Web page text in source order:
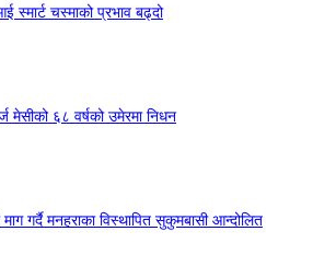
स्मार्ट चस्माको प्रभाव बढ्दो
मेसीको ६८ वर्षको उमेरमा निधन
माग गर्दै मनहराका विस्थापित सुकुमबासी आन्दोलित